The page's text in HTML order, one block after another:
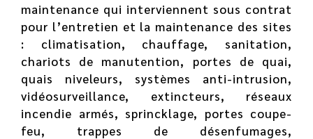
maintenance qui interviennent sous contrat
pour l’entretien et la maintenance des sites
: climatisation, chauffage, sanitation,
chariots de manutention, portes de quai,
quais niveleurs, systèmes anti-intrusion,
vidéosurveillance, extincteurs, réseaux
incendie armés, sprincklage, portes coupe-
feu, trappes de désenfumages,